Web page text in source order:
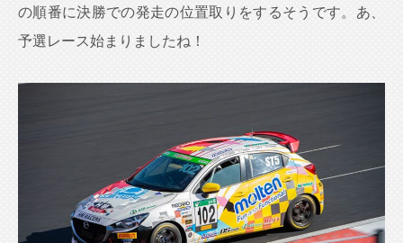
の順番に決勝での発走の位置取りをするそうです。あ、
予選レース始まりましたね！